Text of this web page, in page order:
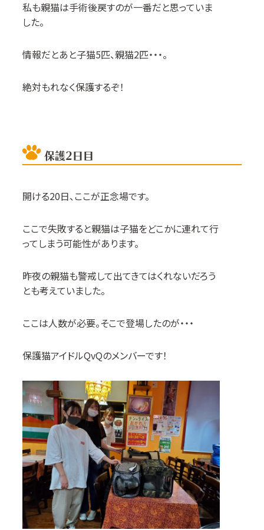
私も親猫は手術後戻すのが一番だと思っていま
した。
情報だとあと子猫5匹、親猫2匹・・・。
絶対もれなく保護するぞ！
保護2日目
開ける20日、ここが正念場です。
ここで失敗すると親猫は子猫をどこかに連れて行
ってしまう可能性があります。
昨夜の親猫も警戒して出てきてはくれないだろう
とも考えていました。
ここは人数が必要。そこで登場したのが・・・
保護猫アイドルQvQのメンバーです！